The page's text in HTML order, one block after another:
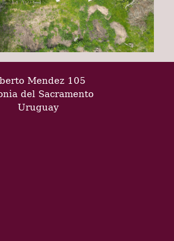
Mendez 105
del Sacramento
Uruguay